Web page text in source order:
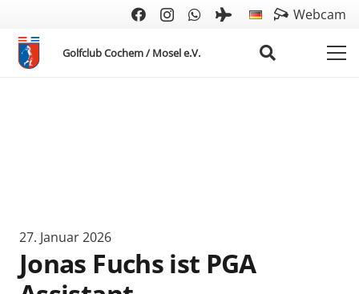
Webcam
Golfclub Cochem / Mosel e.V.
27. Januar 2026
Jonas Fuchs ist PGA